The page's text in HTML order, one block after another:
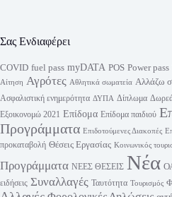
Σας Ενδιαφέρει
COVID fuel pass myDATA POS Power pass
Αίτηση Αγρότες Αθλητικά σωματεία Αλλάζω
Ασφαλιστική ενημερότητα ΔΥΠΑ Δίπλωμα
Εξοικονομώ 2021 Επίδομα Επίδομα παιδιού
Προγράμματα Επιδοτούμενες Διακοπές
προκαταβολή Θέσεις Εργασίας Κοινωνικός
Προγράμματα ΝΕΕΣ ΘΕΣΕΙΣ Νέα
ειδήσεις Συναλλαγές Ταυτότητα Τουρισμός